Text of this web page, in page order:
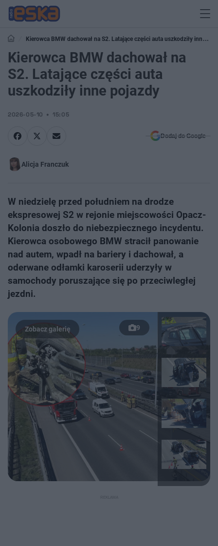
Kierowca BMW dachował na S2. Latające części auta uszkodziły inne
pojazdy
Kierowca BMW dachował na
S2. Latające części auta
uszkodziły inne pojazdy
2026-05-10 15:05
Dodaj do Google
Alicja Franczuk
W niedzielę przed południem na drodze
ekspresowej S2 w rejonie miejscowości Opacz-
Kolonia doszło do niebezpiecznego incydentu.
Kierowca osobowego BMW stracił panowanie
nad autem, wpadł na bariery i dachował, a
oderwane odłamki karoserii uderzyły w
samochody poruszające się po przeciwległej
jezdni.
9